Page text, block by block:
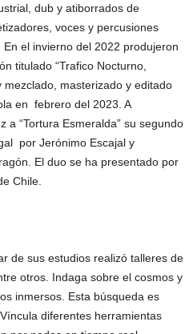
dub y atiborrados de
voces y percusiones
el invierno del 2022 produjeron
titulado “Trafico Nocturno,
masterizado y editado
en febrero del 2023. A
a “Tortura Esmeralda” su segundo
por Jerónimo Escajal y
El duo se ha presentado por
Chile.
de sus estudios realizó talleres de
otros. Indaga sobre el cosmos y
inmersos. Esta búsqueda es
diferentes herramientas